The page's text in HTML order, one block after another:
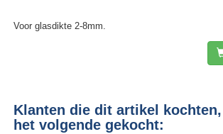
Voor glasdikte 2-8mm.
Klanten die dit artikel
het volgende gekocht: